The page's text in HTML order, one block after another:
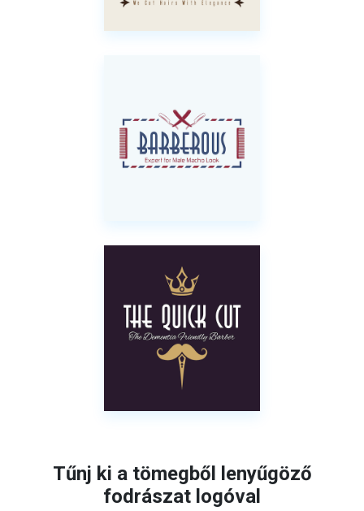
Tűnj ki a tömegből lenyűgöző
fodrászat logóval